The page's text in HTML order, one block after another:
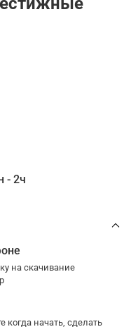
- 2ч
на скачивание
начать, сделать